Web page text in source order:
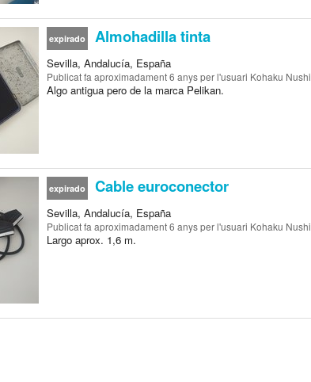
expirado Almohadilla tinta
Sevilla, Andalucía, España
Publicatfa aproximadament 6 anysper l'usuari Kohaku Nushi
Algo antigua pero de la marca Pelikan.
expirado Cable euroconector
Sevilla, Andalucía, España
Publicatfa aproximadament 6 anysper l'usuari Kohaku Nushi
Largo aprox. 1,6 m.